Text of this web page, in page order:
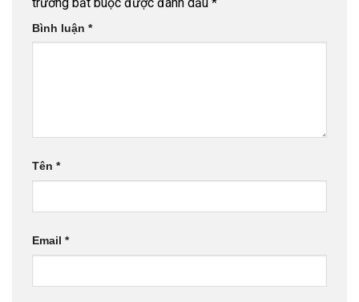
Bình luận *
Tên *
Email *